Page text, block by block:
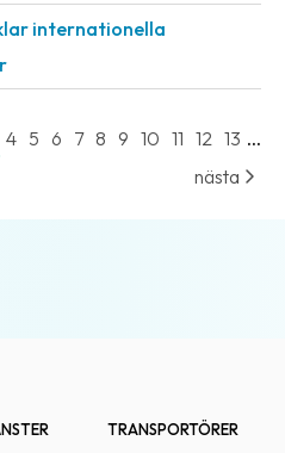
internationella
4 5 6 7 8 9 10 11 12 13 ...
nästa
TRANSPORTÖRER